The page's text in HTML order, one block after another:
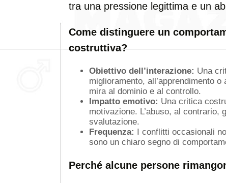
tra una pressione legittima e un
Come distinguere un
costruttiva?
Obiettivo dell’interazione: Una
miglioramento, all’apprendimento
mira al dominio e al controllo.
Impatto emotivo: Una critica
motivazione. L’abuso, al contrario,
svalutazione.
Frequenza: I conflitti occasionali
sono un chiaro segno di
Perché alcune persone